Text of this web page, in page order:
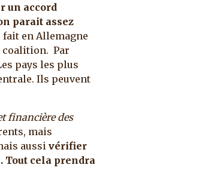
un accord
parait assez
fait en Allemagne
coalition. Par
pays les plus
Ils peuvent
financière des
mais
aussi vérifier
Tout cela prendra